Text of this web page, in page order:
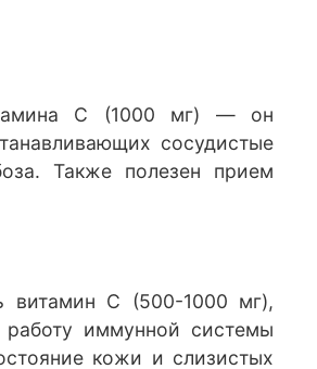
С (1000 мг) — он
сосудистые
Также полезен прием
витамин С (500-1000 мг),
иммунной системы
кожи и слизистых